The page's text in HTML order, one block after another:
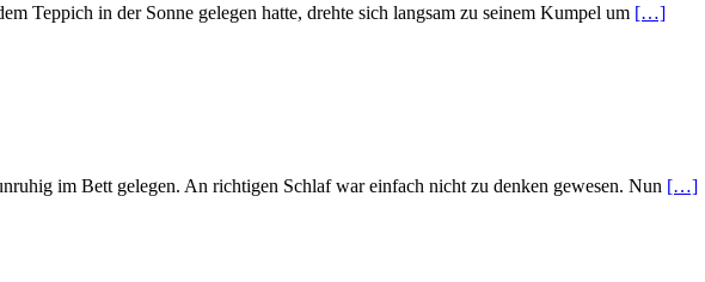
Teppich in der Sonne gelegen hatte, drehte sich langsam zu seinem Kumpel um […]
im Bett gelegen. An richtigen Schlaf war einfach nicht zu denken gewesen. Nun […]